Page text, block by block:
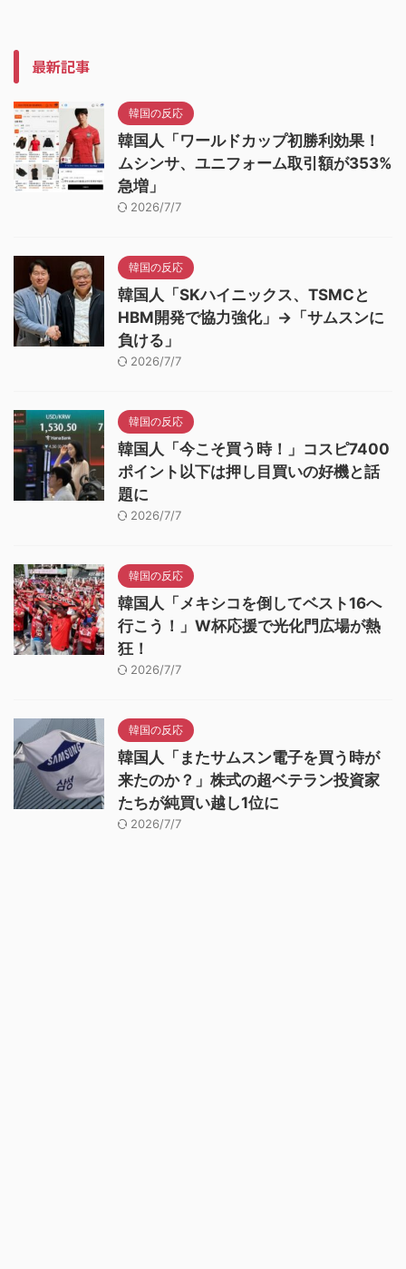
最新記事
韓国の反応
韓国人「ワールドカップ初勝利効果！
ムシンサ、ユニフォーム取引額が353%
急増」
2026/7/7
韓国の反応
韓国人「SKハイニックス、TSMCと
HBM開発で協力強化」→「サムスンに
負ける」
2026/7/7
韓国の反応
韓国人「今こそ買う時！」コスピ7400
ポイント以下は押し目買いの好機と話
題に
2026/7/7
韓国の反応
韓国人「メキシコを倒してベスト16へ
行こう！」W杯応援で光化門広場が熱
狂！
2026/7/7
韓国の反応
韓国人「またサムスン電子を買う時が
来たのか？」株式の超ベテラン投資家
たちが純買い越し1位に
2026/7/7